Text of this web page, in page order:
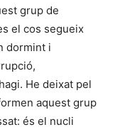
grup de
el cos segueix
dormint i
He deixat pel
aquest grup
és el nucli